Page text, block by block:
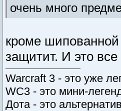
очень много
кроме
защитит. И это
Warcraft 3 - это уже
WC3 - это мини-
Дота - это